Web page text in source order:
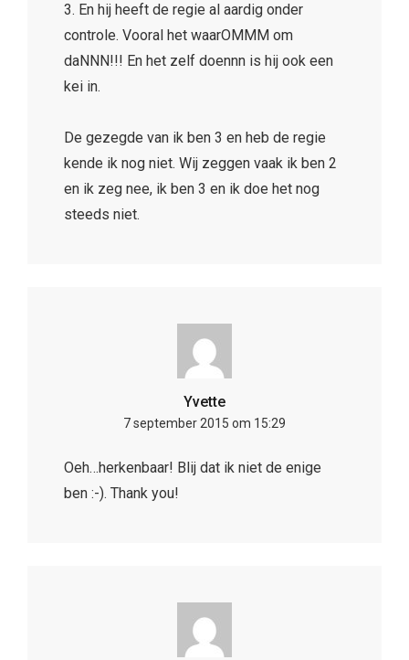
3. En hij heeft de regie al aardig onder
controle. Vooral het waarOMMM om
daNNN!!! En het zelf doennn is hij ook een
kei in.
De gezegde van ik ben 3 en heb de regie
kende ik nog niet. Wij zeggen vaak ik ben 2
en ik zeg nee, ik ben 3 en ik doe het nog
steeds niet.
Yvette
7 september 2015 om 15:29
Oeh…herkenbaar! Blij dat ik niet de enige
ben :-). Thank you!